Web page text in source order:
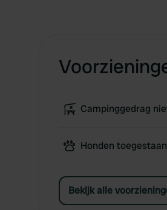
Campinggedrag
Honden toegestaan
Bekijk alle